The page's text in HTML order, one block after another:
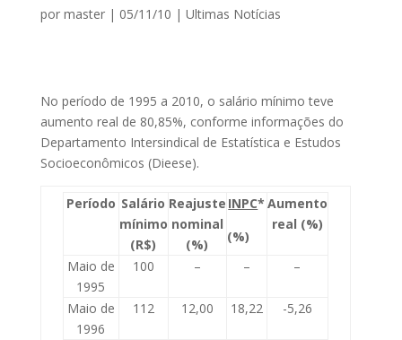
por master| 05/11/10 | Ultimas Notícias
No período de 1995 a 2010, o salário mínimo teve
aumento real de 80,85%, conforme informações do
Departamento Intersindical de Estatística e Estudos
Socioeconômicos (Dieese).
Período Salário
mínimo
(R$)
Reajuste
nominal
(%)
INPC*
(%)
Aumento
real (%)
Maio de
1995
100 – – –
Maio de
1996
112 12,00 18,22 -5,26